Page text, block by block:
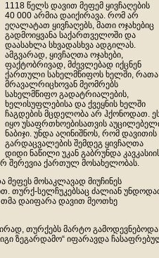
1118 წელს დავით მეფემ ყივჩაღების
40 000 არმია დაიქირავა. რომ არ
ეღალატათ ყივჩაღებს, მათი ოჯახებიც
გადმოიყვანა საქართველოში და
დაასახლა სხვადასხვა ადგილას.
ამგვარად, ყივჩაღთა ოჯახები,
ფაქტობრივად, მძევლებად იქცნენ
ქართული სახელმწიფოს ხელში, რათა
მრავალრიცხოვან მეომრებს
სახელმწიფო გადატრიალების,
ხელისუფლებისა და ქვეყნის ხელში
ჩაგდების მცდელობა არ ჰქონოდათ.
იყო უსაფრთხოებისათვის
ნაბიჯი. უნდა აღინიშნოს, რომ დავითის
გარდაცვალების შემდეგ ყივჩაღთა
დიდი ნაწილი უკან გაბრუნდა
შერევია ქართულ მოსახელობას.
მეფეს მოსაკლავად მიუჩინეს
თურქ-სელჩუკებსაც ძალიან
დაიფარა დავით მეოთხე
თურქებს მარტო
ზეგარდამო“ იფარავდა